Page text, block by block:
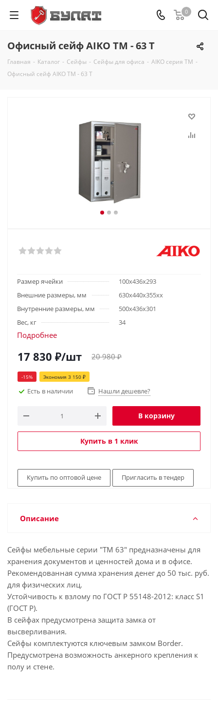
0
Офисный сейф AIKO ТМ - 63 Т
Главная - Каталог - Сейфы - Сейфы для офиса - AIKO серия TM -
Офисный сейф AIKO ТМ - 63 Т
Размер ячейки
100x436x293
Внешние размеры, мм
630x440x355хх
Внутренние размеры, мм
500x436x301
Вес, кг
34
Подробнее
17 830 ₽/шт 20 980₽
-15% Экономия 3 150 ₽
Есть в наличии Нашли дешевле?
В корзину
Купить в 1 клик
Купить по оптовой цене Пригласить в тендер
Описание
Сейфы мебельные серии "TM 63" предназначены для
хранения документов и ценностей дома и в офисе.
Рекомендованная сумма хранения денег до 50 тыс. руб.
для физических лиц.
Устойчивость к взлому по ГОСТ Р 55148-2012: класс S1
(ГОСТ Р).
В сейфах предусмотрена защита замка от
высверливания.
Сейфы комплектуются ключевым замком Border.
Предусмотрена возможность анкерного крепления к
полу и стене.